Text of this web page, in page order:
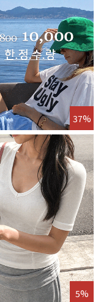
37%
5%